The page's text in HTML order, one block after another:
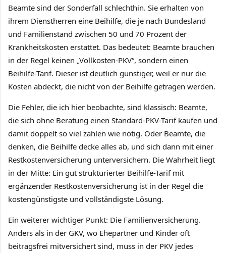
Beamte sind der Sonderfall schlechthin. Sie erhalten von
ihrem Dienstherren eine Beihilfe, die je nach Bundesland
und Familienstand zwischen 50 und 70 Prozent der
Krankheitskosten erstattet. Das bedeutet: Beamte brauchen
in der Regel keinen „Vollkosten-PKV“, sondern einen
Beihilfe-Tarif. Dieser ist deutlich günstiger, weil er nur die
Kosten abdeckt, die nicht von der Beihilfe getragen werden.
Die Fehler, die ich hier beobachte, sind klassisch: Beamte,
die sich ohne Beratung einen Standard-PKV-Tarif kaufen und
damit doppelt so viel zahlen wie nötig. Oder Beamte, die
denken, die Beihilfe decke alles ab, und sich dann mit einer
Restkostenversicherung unterversichern. Die Wahrheit liegt
in der Mitte: Ein gut strukturierter Beihilfe-Tarif mit
ergänzender Restkostenversicherung ist in der Regel die
kostengünstigste und vollständigste Lösung.
Ein weiterer wichtiger Punkt: Die Familienversicherung.
Anders als in der GKV, wo Ehepartner und Kinder oft
beitragsfrei mitversichert sind, muss in der PKV jedes